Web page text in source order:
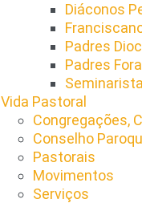
Diáconos
Padres
Padres
Vida Pastoral
Congregações,
Conselho
Pastorais
Movimentos
Serviços